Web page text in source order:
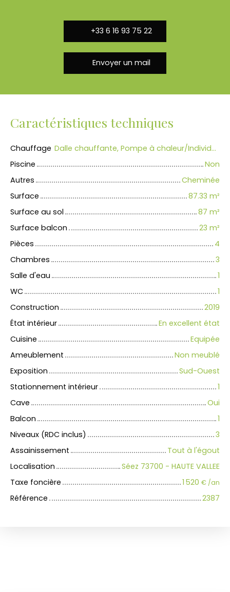
+33 6 16 93 75 22
Envoyer un mail
Caractéristiques techniques
Chauffage
Dalle chauffante, Pompe à chaleur/Individuel
Piscine
Non
Autres
Cheminée
Surface
87.33 m²
Surface au sol
87 m²
Surface balcon
23 m²
Pièces
4
Chambres
3
Salle d'eau
1
WC
1
Construction
2019
État intérieur
En excellent état
Cuisine
Equipée
Ameublement
Non meublé
Exposition
Sud-Ouest
Stationnement intérieur
1
Cave
Oui
Balcon
1
Niveaux (RDC inclus)
3
Assainissement
Tout à l'égout
Localisation
Séez 73700 - HAUTE VALLEE
Taxe foncière
1 520 € /an
Référence 2387